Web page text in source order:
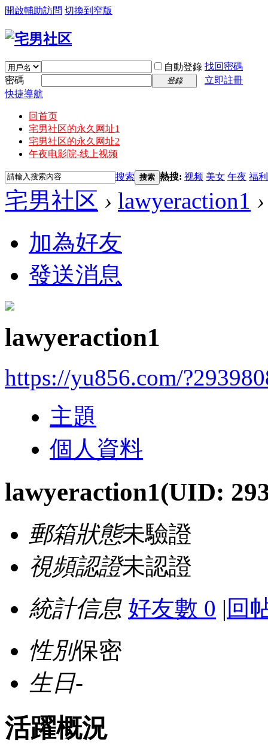
開啟輔助訪問 切換到窄版
自動登錄 找回密碼
密碼
登錄
立即註冊
快捷導航
回首页
宅男社区的永久网址1
宅男社区的永久网址2
午夜电影院-线上视频
搜索 搜索 熱搜: 视频 美女 午夜 福利
宅男社区 › lawyeraction1 ›
加為好友
發送消息
lawyeraction1
https://yu856.com/
主題
個人資料
lawyeraction1(UID:
郵箱狀態未驗證
視頻認證未認證
統計信息 好友數 0 | 回
性別保密
生日-
活躍概況